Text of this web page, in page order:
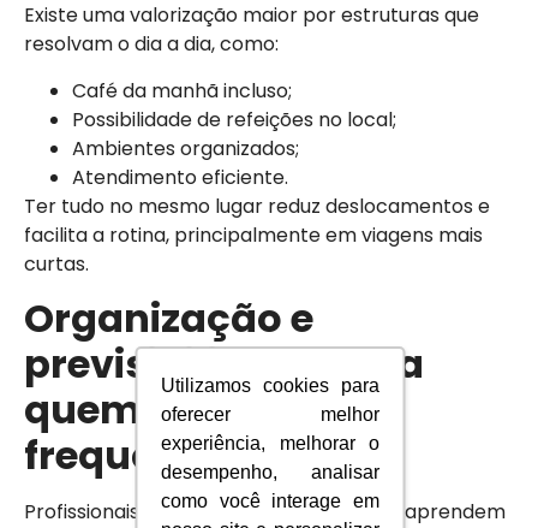
Utilizamos cookies para
oferecer melhor
experiência, melhorar o
desempenho, analisar
como você interage em
Existe uma valorização maior por estruturas que
resolvam o dia a dia, como:
Café da manhã incluso;
Possibilidade de refeições no local;
Ambientes organizados;
Atendimento eficiente.
Ter tudo no mesmo lugar reduz deslocamentos e
facilita a rotina, principalmente em viagens mais
curtas.
Organização e
previsibilidade para
quem viaja com
frequência
Profissionais que viajam com frequência aprendem